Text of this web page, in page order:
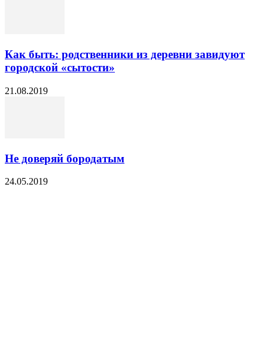
Как быть: родственники из деревни завидуют
городской «сытости»
21.08.2019
Не доверяй бородатым
24.05.2019